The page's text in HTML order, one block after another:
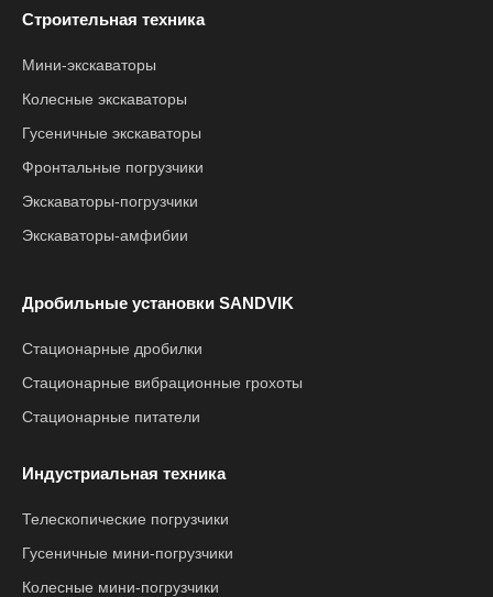
Строительная техника
Мини-экскаваторы
Колесные экскаваторы
Гусеничные экскаваторы
Фронтальные погрузчики
Экскаваторы-погрузчики
Экскаваторы-амфибии
Дробильные установки SANDVIK
Стационарные дробилки
Стационарные вибрационные грохоты
Стационарные питатели
Индустриальная техника
Телескопические погрузчики
Гусеничные мини-погрузчики
Колесные мини-погрузчики